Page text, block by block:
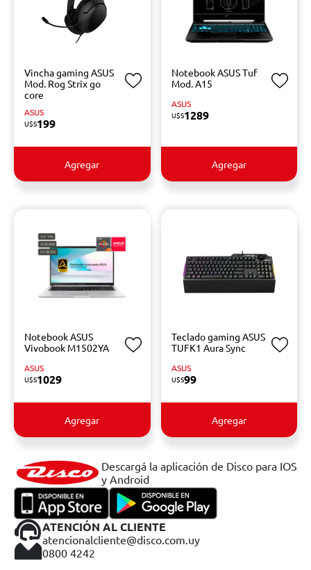
Vincha gaming ASUS
Mod. Rog Strix go
core
ASUS
U$S199
Agregar
Notebook ASUS Tuf
Mod. A15
ASUS
U$S1289
Agregar
Notebook ASUS
Vivobook M1502YA
ASUS
U$S1029
Agregar
Teclado gaming ASUS
TUFK1 Aura Sync
ASUS
U$S99
Agregar
Descargá la aplicación de Disco para IOS
y Android
ATENCIÓN AL CLIENTE
atencionalcliente@disco.com.uy
0800 4242